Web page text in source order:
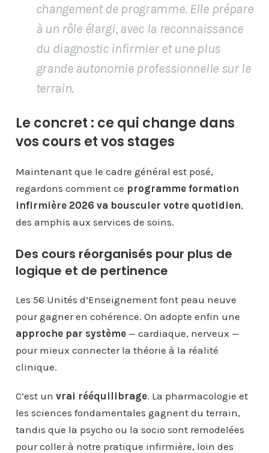
changement de programme. Elle prépare
à un rôle élargi, avec la reconnaissance
du diagnostic infirmier et une plus
grande autonomie professionnelle sur le
terrain.
Le concret : ce qui change dans
vos cours et vos stages
Maintenant que le cadre général est posé,
regardons comment ce programme formation
infirmière 2026 va bousculer votre quotidien,
des amphis aux services de soins.
Des cours réorganisés pour plus de
logique et de pertinence
Les 56 Unités d’Enseignement font peau neuve
pour gagner en cohérence. On adopte enfin une
approche par système— cardiaque, nerveux —
pour mieux connecter la théorie à la réalité
clinique.
C’est un vrai rééquilibrage. La pharmacologie et
les sciences fondamentales gagnent du terrain,
tandis que la psycho ou la socio sont remodelées
pour coller à notre pratique infirmière, loin des